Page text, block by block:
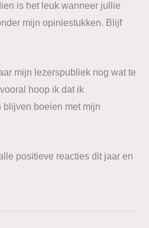
is het leuk wanneer jullie
mijn opiniestukken. Blijf
mijn lezerspubliek nog wat te
hoop ik dat ik
boeien met mijn
positieve reacties dit jaar en